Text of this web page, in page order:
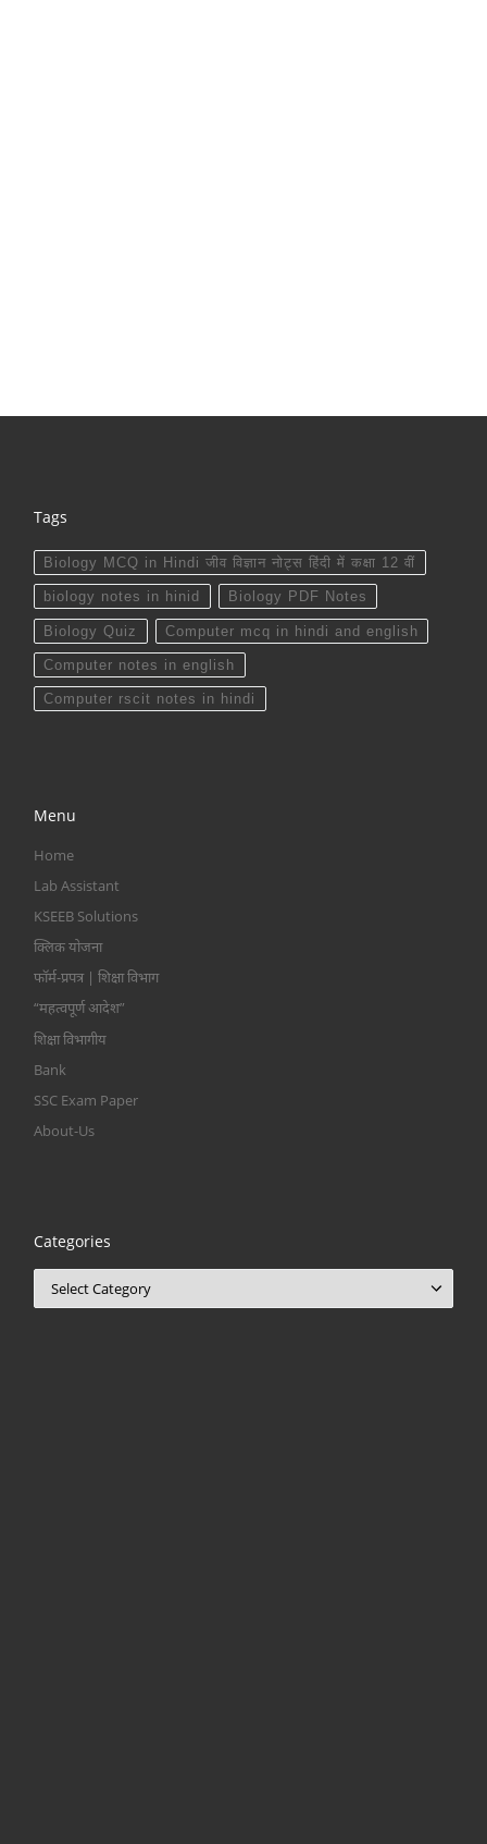
Tags
Biology MCQ in Hindi जीव विज्ञान नोट्स हिंदी में कक्षा 12 वीं
biology notes in hinid Biology PDF Notes
Biology Quiz Computer mcq in hindi and english
Computer notes in english
Computer rscit notes in hindi
Menu
Home
Lab Assistant
KSEEB Solutions
क्लिक योजना
फॉर्म-प्रपत्र | शिक्षा विभाग
“महत्वपूर्ण आदेश”
शिक्षा विभागीय
Bank
SSC Exam Paper
About-Us
Categories